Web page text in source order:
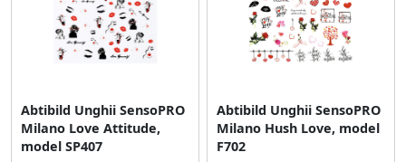
Abtibild Unghii SensoPRO
Milano Love Attitude,
model SP407
Abtibild Unghii SensoPRO
Milano Hush Love, model
F702